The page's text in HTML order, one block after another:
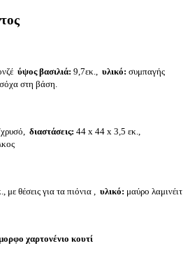
ύψος βασιλιά: 9,7εκ., υλικό: συμπαγής
στη βάση.
διαστάσεις: 44 x 44 x 3,5 εκ.,
θέσεις για τα πιόνια , υλικό: μαύρο λαμινέιτ
χαρτονένιο κουτί